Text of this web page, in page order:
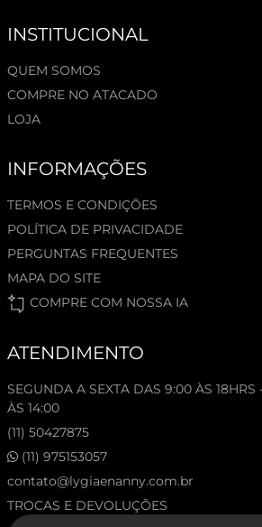
INSTITUCIONAL
QUEM SOMOS
COMPRE NO ATACADO
LOJA
INFORMAÇÕES
TERMOS E CONDIÇÕES
POLÍTICA DE PRIVACIDADE
PERGUNTAS FREQUENTES
MAPA DO SITE
COMPRE COM NOSSA IA
ATENDIMENTO
SEGUNDA A SEXTA DAS 9:00 ÀS
ÀS 14:00
(11) 50427875
(11) 975153057
contato@lygiaenanny.com.br
TROCAS E DEVOLUÇÕES